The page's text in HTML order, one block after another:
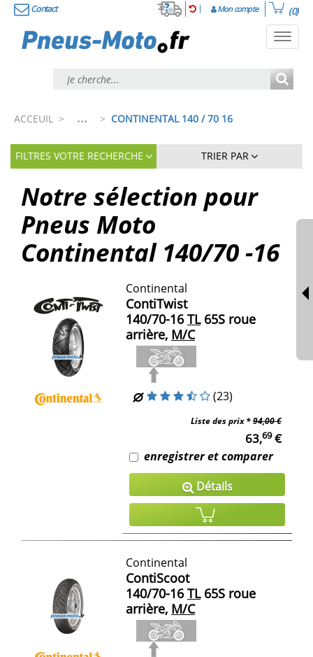
Contact Mon compte (0)
ACCEUIL > ... > CONTINENTAL 140 / 70 16
FILTRES VOTRE RECHERCHE TRIER PAR
Notre sélection pour
Pneus Moto
Continental 140/70 -16
Continental
ContiTwist
140/70-16 TL65S roue
arrière, M/C
(23)
Liste des prix *94,00 €
63,69€
enregistrer et comparer
Détails
Continental
ContiScoot
140/70-16 TL65S roue
arrière, M/C